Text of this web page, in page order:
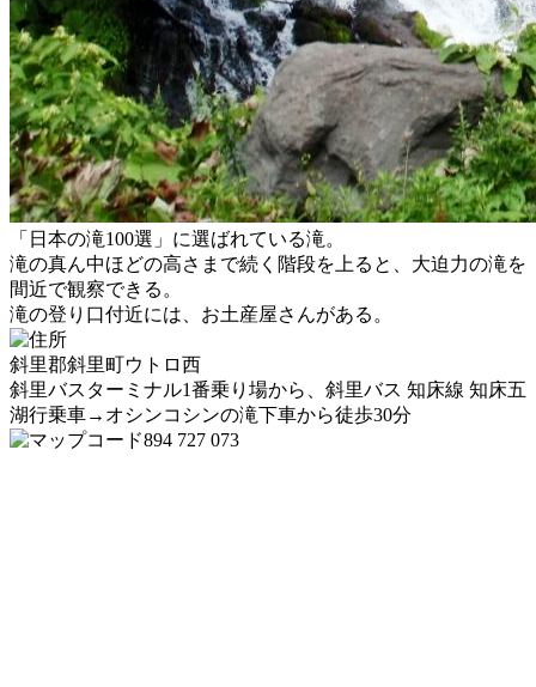
「日本の滝100選」に選ばれている滝。
滝の真ん中ほどの高さまで続く階段を上ると、大迫力の滝を
間近で観察できる。
滝の登り口付近には、お土産屋さんがある。
斜里郡斜里町ウトロ西
斜里バスターミナル1番乗り場から、斜里バス 知床線 知床五
湖行乗車→オシンコシンの滝下車から徒歩30分
894 727 073